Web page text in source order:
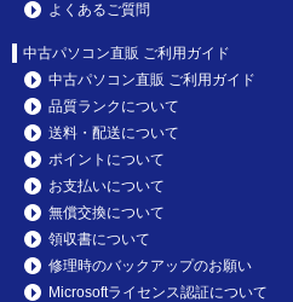
よくあるご質問
中古パソコン直販 ご利用ガイド
中古パソコン直販 ご利用ガイド
品質ランクについて
送料・配送について
ポイントについて
お支払いについて
無償交換について
領収書について
修理時のバックアップのお願い
Microsoftライセンス認証について